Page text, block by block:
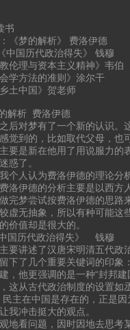
书
《梦的解析》 费洛伊德
国历代政治得失》 钱穆
教伦理与资本主义精神》韦伯
会学方法的准则》涂尔干
乡土中国》贺老师
解析 费洛伊德
后对梦有了一个新的认识。
觉到的，比如取代父母，也
要是新在他用了用说服力的
惑了。
个人认为费洛伊德的理论分
洛伊德的分析主要是以西方
完梦尝试按费洛伊德的思路
虚无抽象，所以有种可能这
价值却是很大的。
国历代政治得失》 钱穆
要讲述了汉唐宋明清五代政
下了几个重要关键词的印象
，他更强调的是一种“封邦
这从古代政治制度的设置如
民主在中国是存在的，正是
我冲击挺大的观点。
地看问题，因时因地去思考